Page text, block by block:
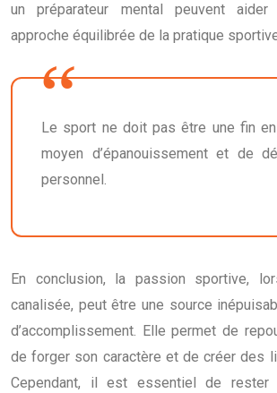
un préparateur mental peuvent
approche équilibrée de la pratique
Le sport ne doit pas être une fin
moyen d’épanouissement et de
personnel.
En conclusion, la passion sportive,
canalisée, peut être une source
d’accomplissement. Elle permet de
de forger son caractère et de créer des
Cependant, il est essentiel de rester